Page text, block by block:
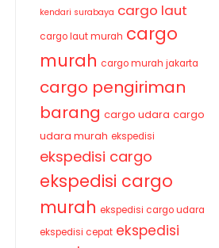
kendari surabaya cargo laut
cargo laut murah cargo
murah cargo murah jakarta
cargo pengiriman
barang cargo udara cargo
udara murah ekspedisi
ekspedisi cargo
ekspedisi cargo
murah ekspedisi cargo udara
ekspedisi cepat ekspedisi